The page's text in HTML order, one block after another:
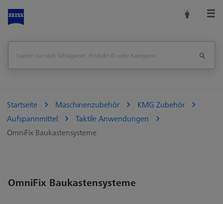
Startseite Maschinenzubehör
KMG Zubehör
Aufspannmittel
Taktile Anwendungen
OmniFix Baukastensysteme
OmniFix Baukastensysteme